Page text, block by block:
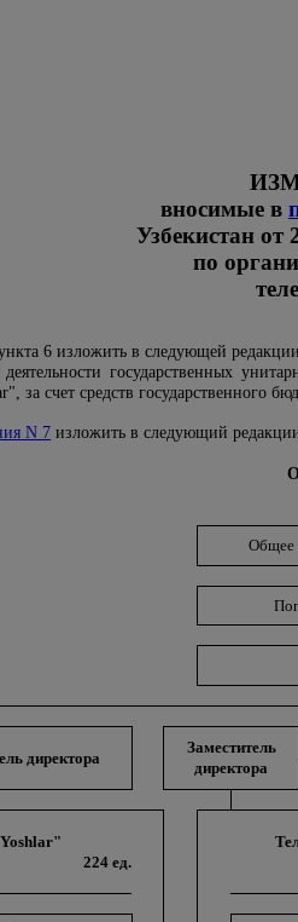
вносимые в
Узбекистан
по
6 изложить в следующей
государственных
за счет средств государственного
N 7 изложить в следующий
Общее
директора
Заместитель
директора
224 ед.